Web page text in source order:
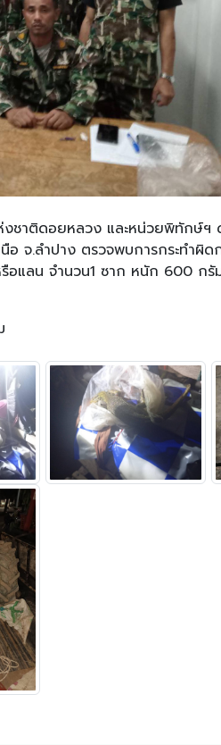
าติดอยหลวง และหน่วยพิทักษ์ฯ
การล่าสัตว์ พร้อม